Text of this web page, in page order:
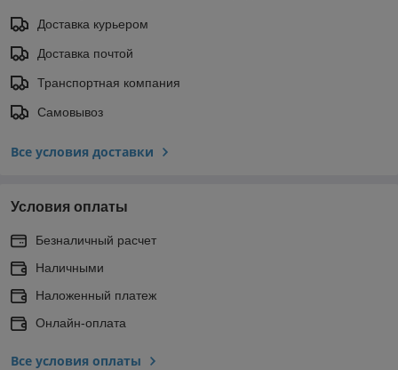
Доставка курьером
Доставка почтой
Транспортная компания
Самовывоз
Все условия доставки
Условия оплаты
Безналичный расчет
Наличными
Наложенный платеж
Онлайн-оплата
Все условия оплаты